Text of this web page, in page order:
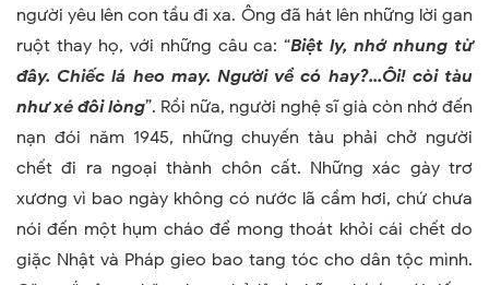
người yêu lên con tầu đi xa. Ông đã hát lên những lời gan
ruột thay họ, với những câu ca: “Biệt ly, nhớ nhung từ
đây. Chiếc lá heo may. Người về có hay?...Ôi! còi tàu
như xé đôi lòng”. Rồi nữa, người nghệ sĩ già còn nhớ đến
nạn đói năm 1945, những chuyến tàu phải chở người
chết đi ra ngoại thành chôn cất. Những xác gày trơ
xương vì bao ngày không có nước lã cầm hơi, chứ chưa
nói đến một hụm cháo để mong thoát khỏi cái chết do
giặc Nhật và Pháp gieo bao tang tóc cho dân tộc mình.